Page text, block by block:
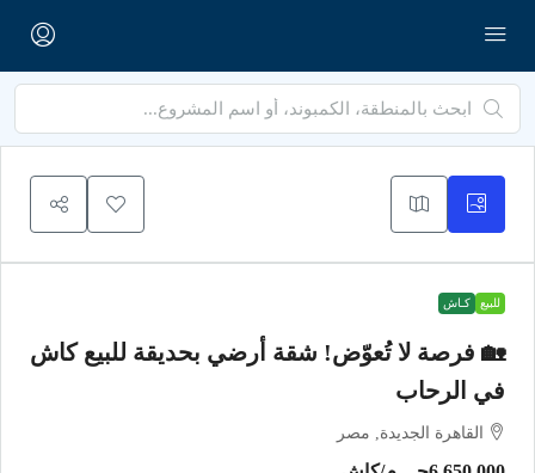
للبيع كـاش
🏡 فرصة لا تُعوّض! شقة أرضي بحديقة للبيع كاش
في الرحاب
القاهرة الجديدة, مصر